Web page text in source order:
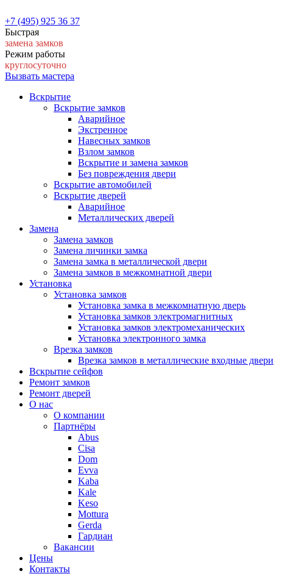
+7 (495) 925 36 37
Быстрая
замена замков
Режим работы
круглосуточно
Вызвать мастера
Вскрытие
Вскрытие замков
Аварийное
Экстренное
Навесных замков
Взлом замков
Вскрытие и замена замков
Без повреждения двери
Вскрытие автомобилей
Вскрытие дверей
Аварийное
Металлических дверей
Замена
Замена замков
Замена личинки замка
Замена замка в металлической двери
Замена замков в межкомнатной двери
Установка
Установка замков
Установка замка в межкомнатную дверь
Установка замков электромагнитных
Установка замков электромеханических
Установка электронного замка
Врезка замков
Врезка замков в металлические входные двери
Вскрытие сейфов
Ремонт замков
Ремонт дверей
О нас
О компании
Партнёры
Abus
Cisa
Dom
Evva
Kaba
Kale
Keso
Mottura
Gerda
Гардиан
Вакансии
Цены
Контакты